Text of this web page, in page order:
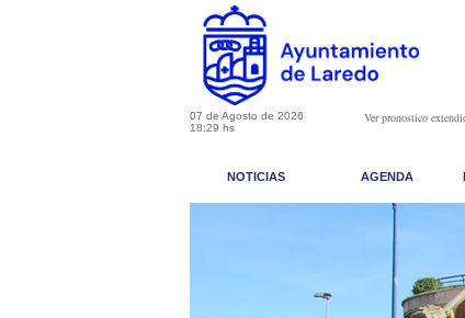
07 de Agosto de 2026
18:29 hs
Ver pronostico
NOTICIAS AGENDA